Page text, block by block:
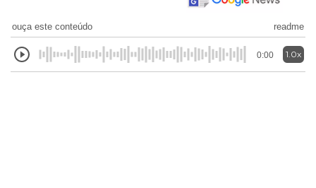
ouça este conteúdo readme
0:00 1.0x